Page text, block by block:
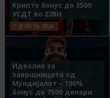
Крипто бонус до 3500
УСДТ во 22Bit
ЈУЛИ 29, 2026
Идеално за
завршницата од
Мундијалот – 100%
бонус до 7500 денари